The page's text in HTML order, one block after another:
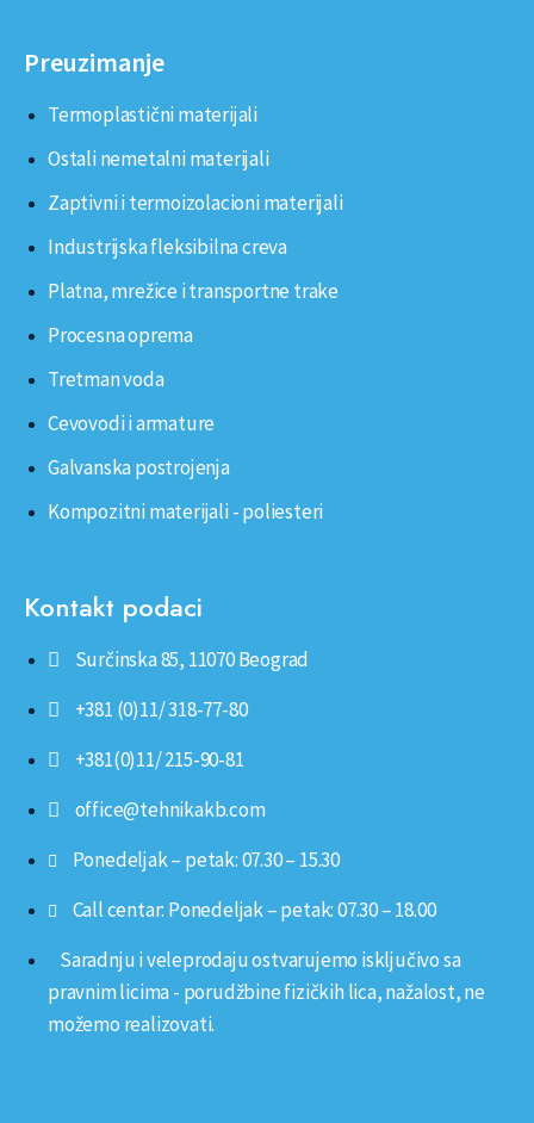
Preuzimanje
Termoplastični materijali
Ostali nemetalni materijali
Zaptivni i termoizolacioni materijali
Industrijska fleksibilna creva
Platna, mrežice i transportne trake
Procesna oprema
Tretman voda
Cevovodi i armature
Galvanska postrojenja
Kompozitni materijali - poliesteri
Kontakt podaci
Surčinska 85, 11070 Beograd
+381 (0)11/ 318-77-80
+381(0)11/ 215-90-81
office@tehnikakb.com
Ponedeljak – petak: 07.30 – 15.30
Call centar: Ponedeljak – petak: 07.30 – 18.00
Saradnju i veleprodaju ostvarujemo isključivo sa
pravnim licima - porudžbine fizičkih lica, nažalost, ne
možemo realizovati.